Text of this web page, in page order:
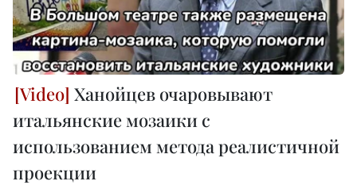
Ханойцев очаровывают
итальянские мозаики с
использованием метода реалистичной
проекции